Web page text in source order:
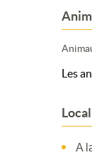
Les
A